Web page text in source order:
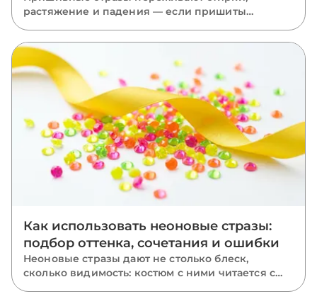
растяжение и падения — если пришиты
вести стежки через отверстия, чем отличается
крепление капли, риволи и ромба и какие
ошибки роняют камни.
Как использовать неоновые стразы:
подбор оттенка, сочетания и ошибки
Неоновые стразы дают не столько блеск,
сколько видимость: костюм с ними читается с